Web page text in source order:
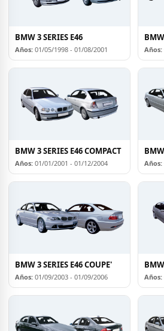
BMW 3 SERIES E46
Años: 01/05/1998 - 01/08/2001 Años:
BMW 3 SERIES E46 COMPACT
Años: 01/01/2001 - 01/12/2004 Años:
BMW 3 SERIES E46 COUPE'
Años: 01/09/2003 - 01/09/2006 Años: